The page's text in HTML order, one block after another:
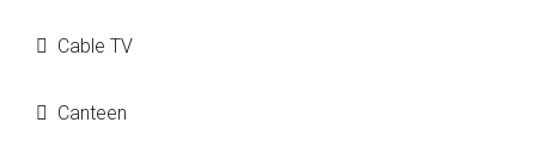
Cable TV
Canteen